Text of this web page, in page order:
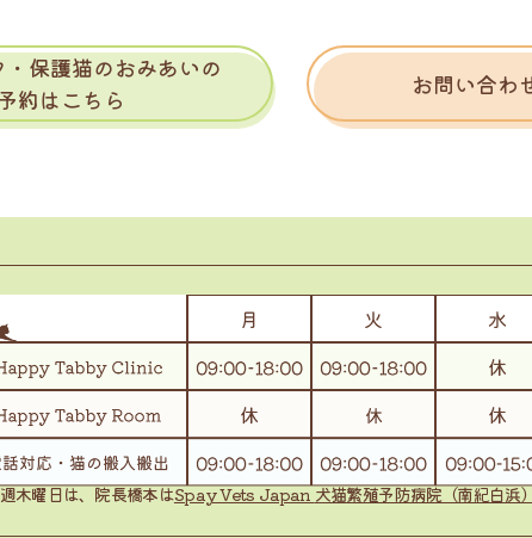
・保護猫のおみあいの
予約はこちら
お問い合わ
木曜日は、院長橋本はSpay Vets Japan犬猫繁殖予防病院（南紀白浜